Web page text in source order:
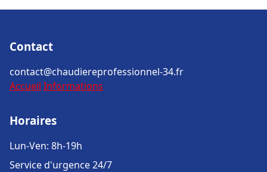
Contact
contact@chaudiereprofessionnel-34.fr
Accueil Informations
Horaires
Lun-Ven: 8h-19h
Service d'urgence 24/7